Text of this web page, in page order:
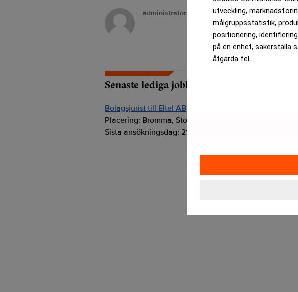
utveckling,
målgruppsstatistik,
positionering,
på en enhet, säkerställa
åtgärda fel.
administrator
Senaste lediga jobben
Bolagsjurist till Eltel AB
Placering: Bromma, Stockholm
Sista ansökningsdag: 21/08/2026